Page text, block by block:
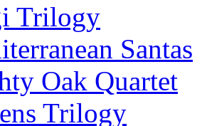
Trilogy
Santas
Oak Quartet
Trilogy